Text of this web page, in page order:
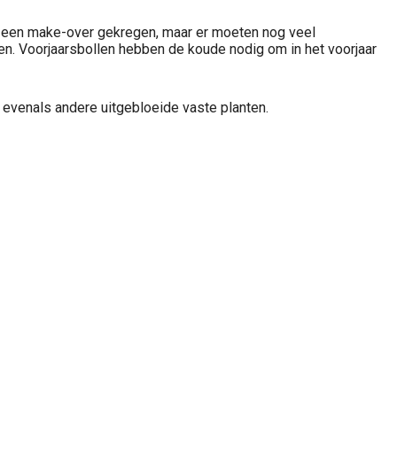
make-over gekregen, maar er moeten nog veel
Voorjaarsbollen hebben de koude nodig om in het voorjaar
andere uitgebloeide vaste planten.